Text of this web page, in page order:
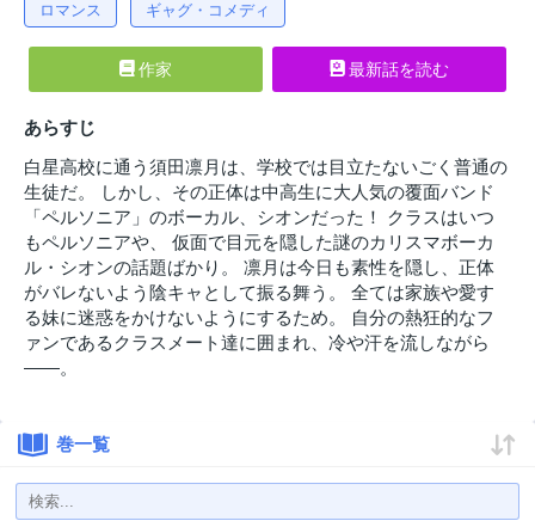
ロマンス ギャグ・コメディ
作家 最新話を読む
あらすじ
白星高校に通う須田凛月は、学校では目立たないごく普通の
生徒だ。 しかし、その正体は中高生に大人気の覆面バンド
「ペルソニア」のボーカル、シオンだった！ クラスはいつ
もペルソニアや、 仮面で目元を隠した謎のカリスマボーカ
ル・シオンの話題ばかり。 凛月は今日も素性を隠し、正体
がバレないよう陰キャとして振る舞う。 全ては家族や愛す
る妹に迷惑をかけないようにするため。 自分の熱狂的なフ
ァンであるクラスメート達に囲まれ、冷や汗を流しながら
――。
巻一覧